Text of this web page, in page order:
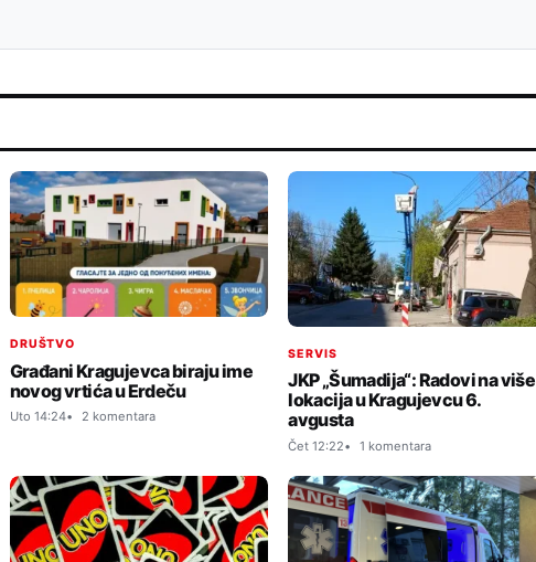
DRUŠTVO
Građani Kragujevca biraju ime
novog vrtića u Erdeču
Uto 14:24 2 komentara
SERVIS
JKP „Šumadija“: Radovi na više
lokacija u Kragujevcu 6.
avgusta
Čet 12:22 1 komentara